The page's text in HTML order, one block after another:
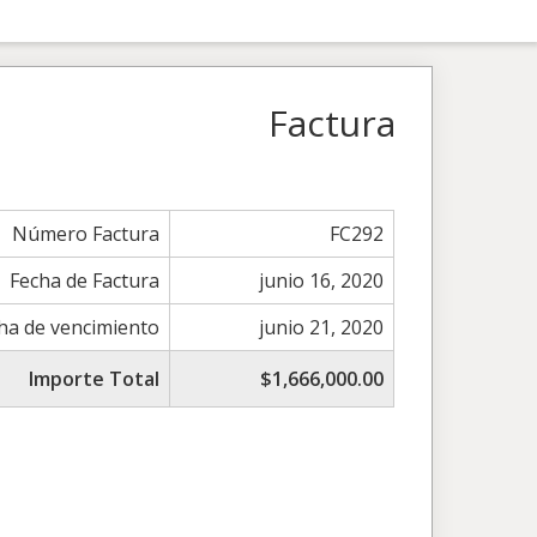
Factura
Número Factura
FC292
Fecha de Factura
junio 16, 2020
de vencimiento
junio 21, 2020
Importe Total
$1,666,000.00